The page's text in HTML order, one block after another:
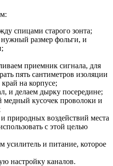
спицами старого зонта;
нужный размер фольги, и
приемник сигнала, для
пять сантиметров изоляции
на корпусе;
и делаем дырку посередине;
медный кусочек проволоки и
природных воздействий места
с этой целью
усилитель и питание, которое
настройку каналов.